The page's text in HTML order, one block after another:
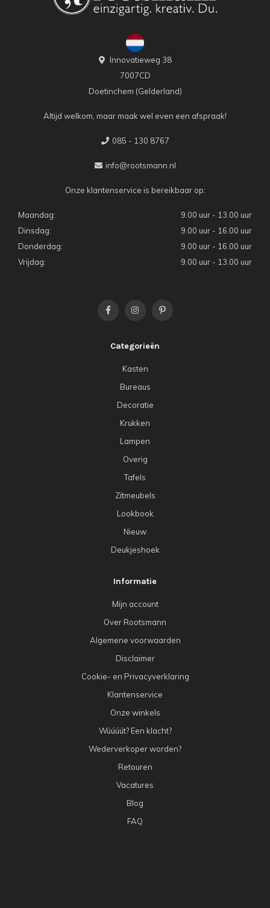
Innovatieweg 38
7007CD
Doetinchem (Gelderland)
Altijd welkom, maar maak wel even een afspraak!
085 - 130 8767
info@rootsmann.nl
Onze klantenservice is bereikbaar op:
Maandag:
9.00 uur - 13.00 uur
Dinsdag:
9.00 uur - 16.00 uur
Donderdag:
9.00 uur - 16.00 uur
Vrijdag:
9.00 uur - 13.00 uur
Categorieën
Kasten
Bureaus
Decoratie
Krukken
Lampen
Overig
Tafels
Zitmeubels
Lookbook
Nieuw
Deukjeshoek
Informatie
Mijn account
Over Rootsmann
Algemene voorwaarden
Disclaimer
Cookie- en Privacyverklaring
Klantenservice
Onze winkels
Wúúúút? Een klacht?
Wederverkoper worden?
Retouren
Vacatures
Blog
FAQ